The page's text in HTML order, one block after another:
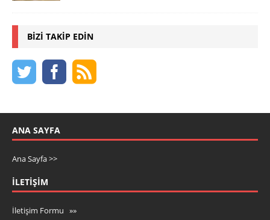
BIZI TAKIP EDIN
ANA SAYFA
Ana Sayfa >>
İLETIŞIM
İletişim Formu »»